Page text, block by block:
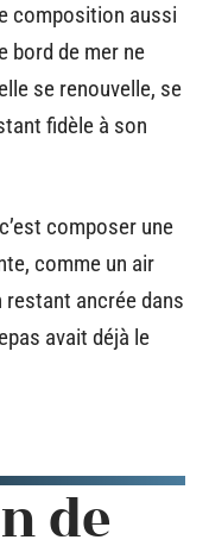
composition aussi
bord de mer ne
se renouvelle, se
fidèle à son
composer une
comme un air
ancrée dans
avait déjà le
de